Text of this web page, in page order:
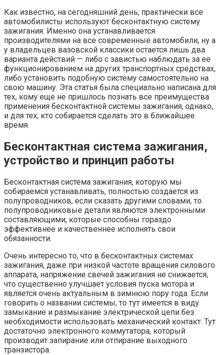
Как известно, на сегодняшний день, практически все
автомобилисты используют бесконтактную систему
зажигания. Именно она устанавливается
производителями на все современные автомобили, ну а
у владельцев вазовской классики остается лишь два
варианта действий — либо с завистью наблюдать за ее
функционированием на других транспортных средствах,
либо установить подобную систему самостоятельно на
свою машину. Эта статья была специально написана для
тех, кому еще не пришлось познать все преимущества
применения бесконтактной системы зажигания, однако,
и для тех, кто собирается сделать это в ближайшее
время.
Бесконтактная система зажигания,
устройство и принцип работы
Бесконтактная система зажигания, которую мы
собираемся устанавливать, полностью создается из
полупроводников, если сказать другими словами, то
полупроводниковые детали являются электронными
составляющими, которые способны гораздо
эффективнее и качественнее исполнять свои
обязанности.
Очень интересно то, что в бесконтактных системах
зажигания, даже при низкой частоте вращения силового
аппарата, напряжение свечей зажигания не снижается,
что существенно улучшает условия пуска мотора и
является очень актуальным в зимнюю пору года. Если
говорить о названии системы, то тут имеется в виду
замыкание и размыкание электрической цепи без
необходимости использовать механический контакт. Тут
достаточно электронного коммутатора, который
производит запирание или отпирание выходного
транзистора.